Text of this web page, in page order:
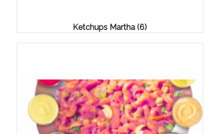
Ketchups Martha(6)